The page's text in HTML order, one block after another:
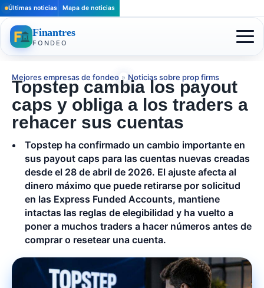
Últimas noticias Mapa de noticias
Finantres
FONDEO
Mejores empresas de fondeo » Noticias sobre prop firms
Topstep cambia los payout
caps y obliga a los traders a
rehacer sus cuentas
Topstep ha confirmado un cambio importante en
sus payout caps para las cuentas nuevas creadas
desde el 28 de abril de 2026. El ajuste afecta al
dinero máximo que puede retirarse por solicitud
en las Express Funded Accounts, mantiene
intactas las reglas de elegibilidad y ha vuelto a
poner a muchos traders a hacer números antes de
comprar o resetear una cuenta.